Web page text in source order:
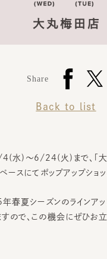
Share
Back to list
水)～6/24(火)まで、「大
ースにてポップアップショ
春夏シーズンのラインアッ
ので、この機会にぜひお立